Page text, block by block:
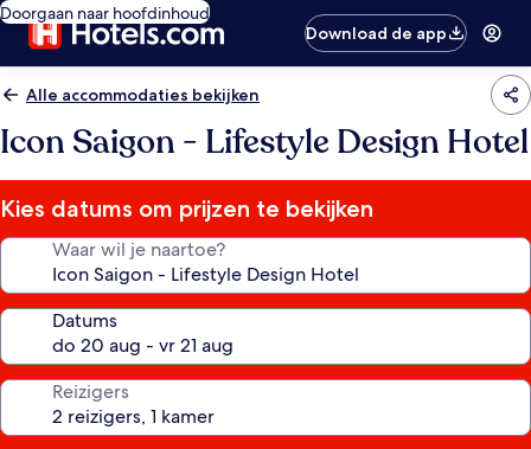
Doorgaan naar hoofdinhoud
Download de app
Alle accommodaties bekijken
Icon Saigon - Lifestyle Design Hotel
Kies datums om prijzen te bekijken
Waar wil je naartoe?
Datums
Reizigers